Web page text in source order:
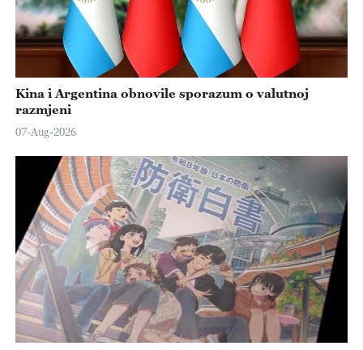
Kina i Argentina obnovile sporazum o valutnoj
razmjeni
07-Aug-2026